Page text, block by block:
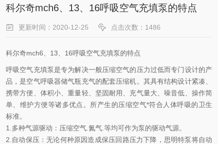
科尔奇mch6、13、16呼吸空气充填泵的特点
更新时间：2020-12-25 点击次数：1486
科尔奇mch6、13、16呼吸空气充填泵的特点
呼吸空气充填泵是专为解决一般压缩空气的压力过低而专门设计的产
品，是空气呼吸器储气瓶充气的配套压缩机。其具有结构设计紧凑、
携带方便、体积小、重量轻、坚固耐用、充气量大、噪音低、操作简
单、维护方便等诸多优点。所产生的压缩空气*符合人体呼吸的卫生
标准。
1.多种气源驱动：压缩空气.氮气.等均可作为泵的驱动气源。
2.自动保压：无论何种原因造成保压回路压力下降，思明特泵将自动